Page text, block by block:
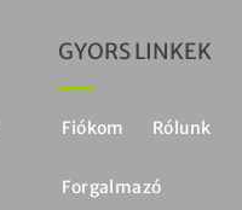
GYORS LINKEK
Fiókom Rólunk
Forgalmazó